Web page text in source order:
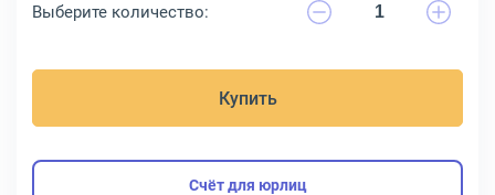
Выберите количество:
Купить
Счёт для юрлиц